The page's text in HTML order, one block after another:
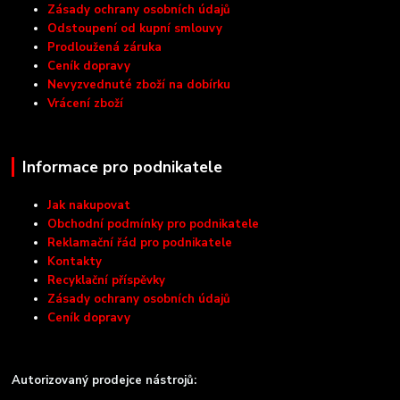
Zásady ochrany osobních údajů
Odstoupení od kupní smlouvy
Prodloužená záruka
Ceník dopravy
Nevyzvednuté zboží na dobírku
Vrácení zboží
Informace pro podnikatele
Jak nakupovat
Obchodní podmínky pro podnikatele
Reklamační řád pro podnikatele
Kontakty
Recyklační příspěvky
Zásady ochrany osobních údajů
Ceník dopravy
Autorizovaný prodejce nástrojů: